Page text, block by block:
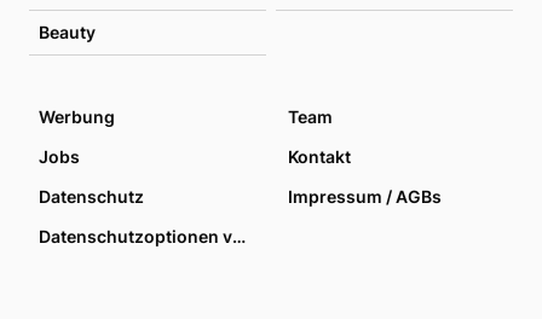
Beauty
Werbung
Team
Jobs
Kontakt
Datenschutz
Impressum / AGBs
Datenschutzoptionen verwalten